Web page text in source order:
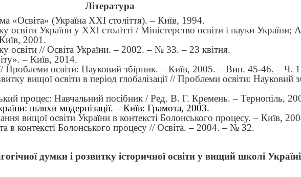
Література
«Освіта» (Україна ХХІ століття). – Київ, 1994.
освіти України у ХХІ столітті / Міністерство освіти і науки України;
2001.
освіти // Освіта України. – 2002. – № 33. – 23 квітня.
– Київ, 2014.
Проблеми освіти: Науковий збірник. – Київ, 2005. – Вип. 45-46. – Ч.
вищої освіти в період глобалізації // Проблеми освіти: Науковий
процес: Навчальний посібник / Ред. В. Г. Кремень. – Тернопіль,
шляхи модернізації. – Київ: Грамота, 2003.
вищої освіти України в контексті Болонського процесу. – Київ,
в контексті Болонського процесу // Освіта. – 2004. – № 32.
думки і розвитку історичної освіти у вищий школі Україні